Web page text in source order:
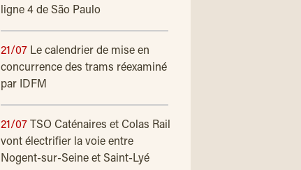
ligne 4 de São Paulo
21/07 Le calendrier de mise en
concurrence des trams réexaminé
par IDFM
21/07
TSO Caténaires et Colas Rail
vont électrifier la voie entre
Nogent-sur-Seine et Saint-Lyé